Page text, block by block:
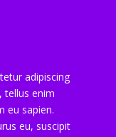
adipiscing
tellus enim
eu sapien.
eu, suscipit